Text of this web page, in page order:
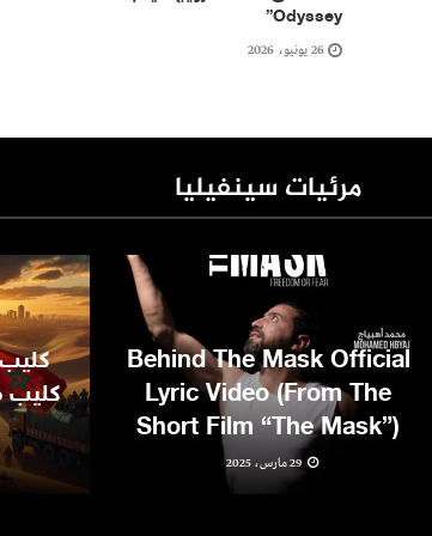
Odyssey”
26 يونيو، 2026
مرئيات سينفيليا
Behind The Mask Official
Lyric Video (From The
Short Film “The Mask”)
29 مارس، 2025
كليب